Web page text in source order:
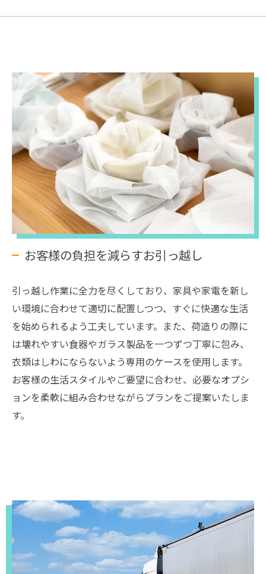
お客様の負担を減らすお引っ越し
引っ越し作業に全力を尽くしており、家具や家電を新し
い環境に合わせて適切に配置しつつ、すぐに快適な生活
を始められるよう工夫しています。また、荷造りの際に
は壊れやすい食器やガラス製品を一つずつ丁寧に包み、
衣類はしわにならないよう専用のケースを使用します。
お客様の生活スタイルやご要望に合わせ、必要なオプシ
ョンを柔軟に組み合わせながらプランをご提案いたしま
す。